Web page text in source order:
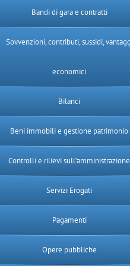
Bandi di gara e contratti
Sovvenzioni, contributi, sussidi,
economici
Bilanci
Beni immobili e gestione patrimonio
Controlli e rilievi sull’amministrazione
Servizi Erogati
Pagamenti
Opere pubbliche